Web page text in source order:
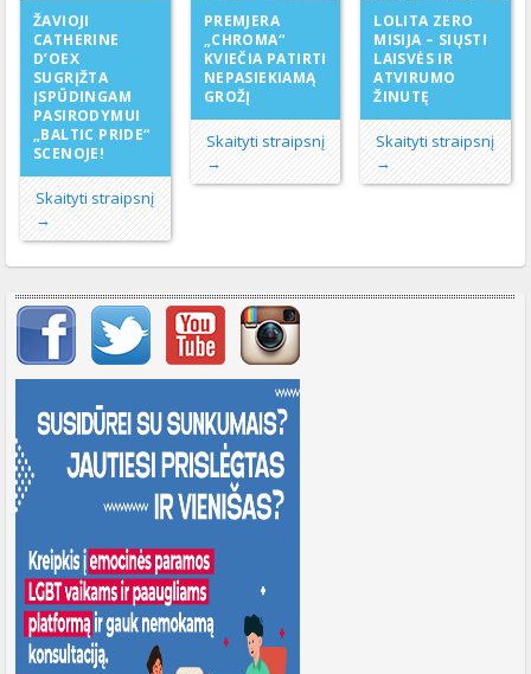
ŽAVIOJI
CATHERINE
D’OEX
SUGRĮŽTA
ĮSPŪDINGAM
PASIRODYMUI
„BALTIC PRIDE“
SCENOJE!
Skaityti straipsnį
→
PREMJERA
„CHROMA“
KVIEČIA PATIRTI
NEPASIEKIAMĄ
GROŽĮ
Skaityti straipsnį
→
LOLITA ZERO
MISIJA – SIŲSTI
LAISVĖS IR
ATVIRUMO
ŽINUTĘ
Skaityti straipsnį
→
Svarbių įrašų meniu